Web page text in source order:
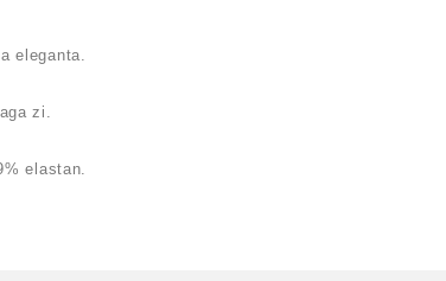
eleganta.
zi.
elastan.